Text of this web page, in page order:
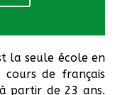
la seule école en
cours de français
partir de 23 ans.